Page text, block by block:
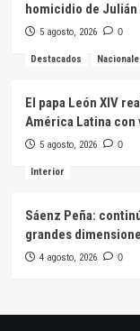
homicidio de
5 agosto, 2026 0
Destacados
El papa León XIV
América Latina con
5 agosto, 2026 0
Interior
Sáenz Peña:
grandes
4 agosto, 2026 0